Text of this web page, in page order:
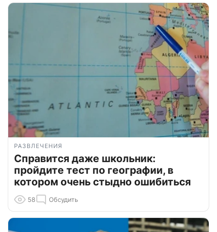
РАЗВЛЕЧЕНИЯ
Справится даже школьник:
пройдите тест по географии, в
котором очень стыдно ошибиться
58 Обсудить